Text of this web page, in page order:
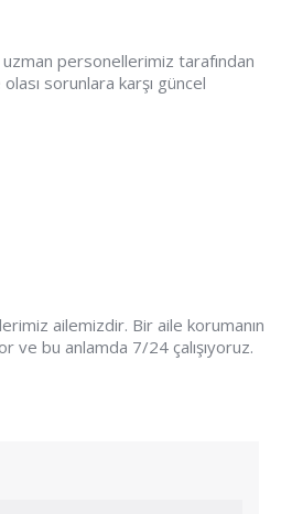
uzman personellerimiz tarafından
sorunlara karşı güncel
ailemizdir. Bir aile korumanın
ve bu anlamda 7/24 çalışıyoruz.